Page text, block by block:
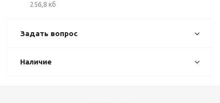
256,8 кб
Задать вопрос
Наличие